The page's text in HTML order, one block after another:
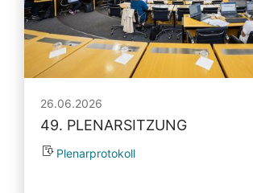
26.06.2026
49. PLENARSITZUNG
Plenarprotokoll